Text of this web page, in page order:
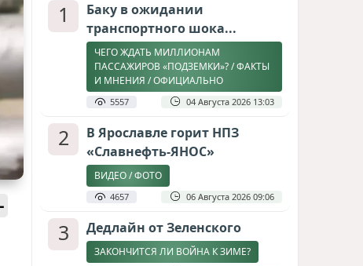
1
Баку в ожидании
транспортного шока...
ЧЕГО ЖДАТЬ МИЛЛИОНАМ
ПАССАЖИРОВ «ПОДЗЕМКИ»? / ФАКТЫ
И МНЕНИЯ / ОФИЦИАЛЬНО
5557 04 Августа 2026 13:03
2
В Ярославле горит НПЗ
«Славнефть-ЯНОС»
ВИДЕО / ФОТО
4657 06 Августа 2026 09:06
3 Дедлайн от Зеленского
ЗАКОНЧИТСЯ ЛИ ВОЙНА К ЗИМЕ?